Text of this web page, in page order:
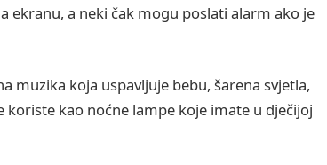
ekranu, a neki čak mogu poslati alarm ako je
muzika koja uspavljuje bebu, šarena svjetla,
kao noćne lampe koje imate u dječijoj